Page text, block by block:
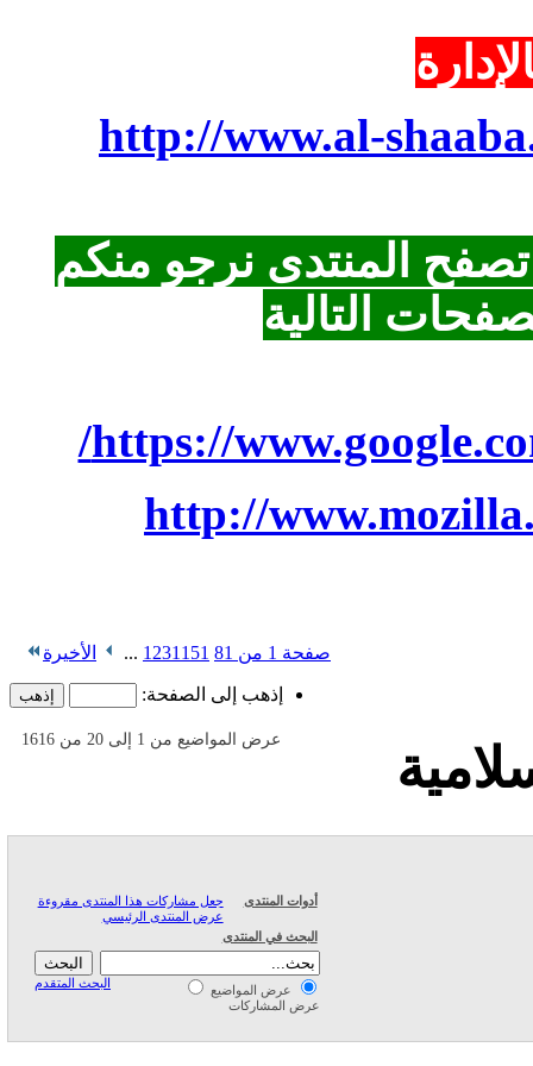
http://www.al-
نرجو منكم
https://
http://
12 3 1151
... الأخيرة
إذهب إلى الصفحة:
عرض المواضيع من 1 إلى 20 من 1616
جعل مشاركات هذا المنتدى مقروءة
عرض المنتدى الرئيسي
البحث المتقدم